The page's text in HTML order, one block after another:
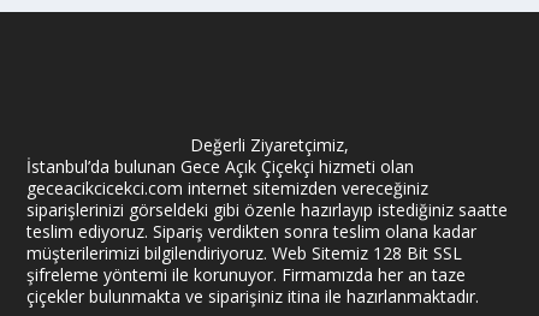
Değerli Ziyaretçimiz,
İstanbul’da bulunan Gece Açık Çiçekçi hizmeti olan
geceacikcicekci.com internet sitemizden vereceğiniz
siparişlerinizi görseldeki gibi özenle hazırlayıp istediğiniz saatte
teslim ediyoruz. Sipariş verdikten sonra teslim olana kadar
müşterilerimizi bilgilendiriyoruz. Web Sitemiz 128 Bit SSL
şifreleme yöntemi ile korunuyor. Firmamızda her an taze
çiçekler bulunmakta ve siparişiniz itina ile hazırlanmaktadır.